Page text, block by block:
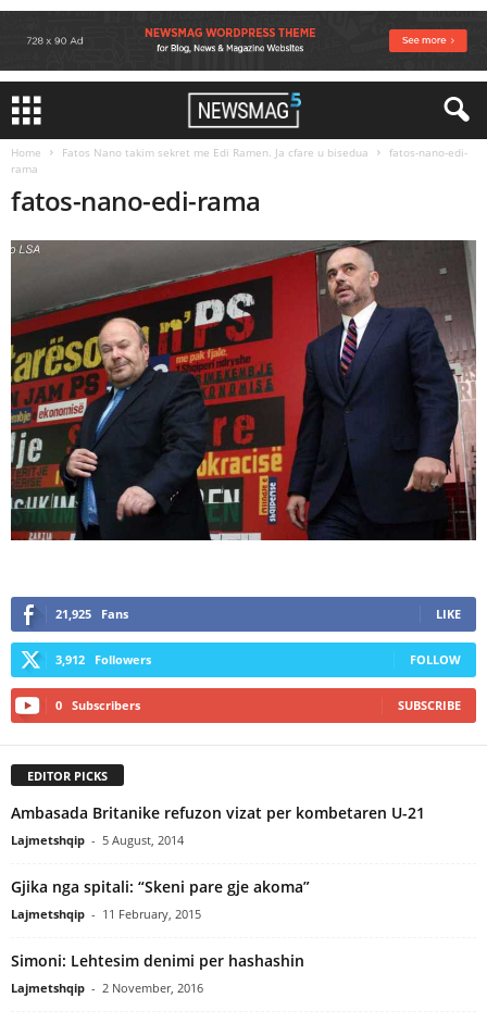
Home Fatos Nano takim sekret me Edi Ramen. Ja cfare u bisedua
fatos-nano-edi-
rama
fatos-nano-edi-rama
21,925 Fans LIKE
3,912 Followers FOLLOW
0 Subscribers SUBSCRIBE
EDITOR PICKS
Ambasada Britanike refuzon vizat per kombetaren U-21
Lajmetshqip - 5 August, 2014
Gjika nga spitali: “Skeni pare gje akoma”
Lajmetshqip - 11 February, 2015
Simoni: Lehtesim denimi per hashashin
Lajmetshqip - 2 November, 2016